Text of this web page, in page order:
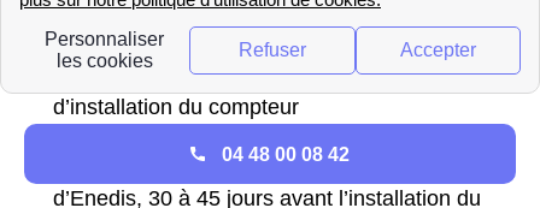
installer un compteur Linky Oradour (15 260) :
Contacter Enedis pour faire la demande
d’installation du compteur
Réception du courrier d’informations de la part
d’Enedis, 30 à 45 jours avant l’installation du
04 48 00 08 42